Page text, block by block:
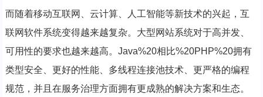
而随着移动互联网、云计算、人工智能等新技术的兴起，互
联网软件系统变得越来越复杂。大型网站系统对于高并发、
可用性的要求也越来越高。Java%20相比%20PHP%20拥有
类型安全、更好的性能、多线程连接池技术、更严格的编程
规范，并且在服务治理方面拥有更成熟的解决方案和生态。